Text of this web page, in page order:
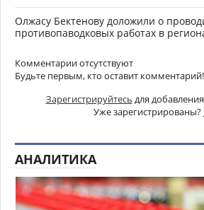
Олжасу Бектенову доложили о
противопаводковых работах в
Комментарии отсутствуют
Будьте первым, кто оставит комментарий!
Зарегистрируйтесь для
Уже зарегистрированы?
АНАЛИТИКА